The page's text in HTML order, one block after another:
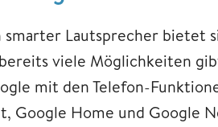
smarter Lautsprecher bietet
viele Möglichkeiten
mit den Telefon-
Google Home und Google